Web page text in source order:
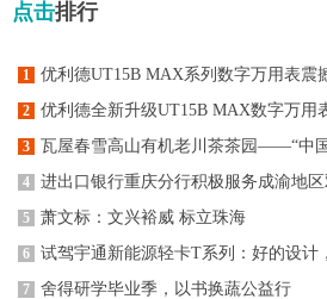
点击排行
1 优利德UT15B MAX系列数字万用表震
2 优利德全新升级UT15B MAX数字万用
3 瓦屋春雪高山有机老川茶茶园——“中
4 进出口银行重庆分行积极服务成渝地
5 萧文标：文兴裕威 标立珠海
6 试驾宇通新能源轻卡T系列：好的设计
7 舍得研学毕业季，以书换蔬公益行